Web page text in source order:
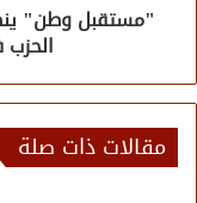
"مستقبل وطن"
مقالات ذات صلة